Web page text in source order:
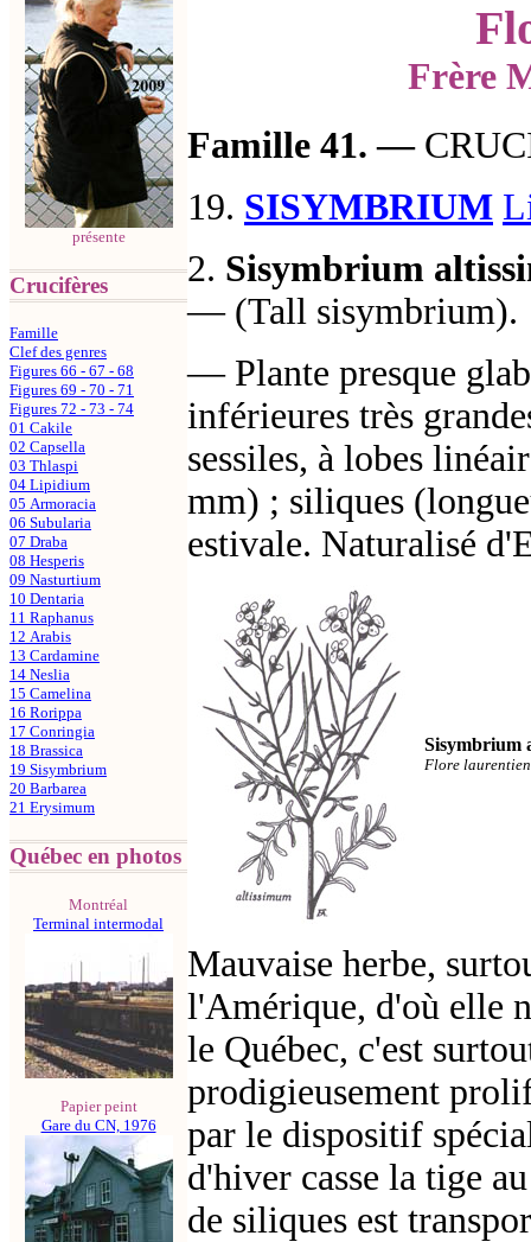
présente
Crucifères
Famille
Clef des genres
Figures 66 - 67 - 68
Figures 69 - 70 - 71
Figures 72 - 73 - 74
01 Cakile
02 Capsella
03 Thlaspi
04 Lipidium
05 Armoracia
06 Subularia
07 Draba
08 Hesperis
09 Nasturtium
10 Dentaria
11 Raphanus
12 Arabis
13 Cardamine
14 Neslia
15 Camelina
16 Rorippa
17 Conringia
18 Brassica
19 Sisymbrium
20 Barbarea
21 Erysimum
Québec en photos
Montréal
Terminal intermodal
Papier peint
Gare du CN, 1976
Frère
Famille 41.―
19. SISYMBRIUM
2. Sisymbrium
— (Tall sisymbrium).
— Plante presque
inférieures très
sessiles, à lobes
mm) ; siliques
estivale. Naturalisé
Sisymbrium
Flore
Mauvaise herbe,
l'Amérique, d'où elle
le Québec, c'est
prodigieusement
par le dispositif
d'hiver casse la tige
de siliques est